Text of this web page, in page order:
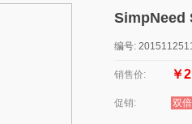
SimpNeed
编号:
销售价: ￥
促销: 双